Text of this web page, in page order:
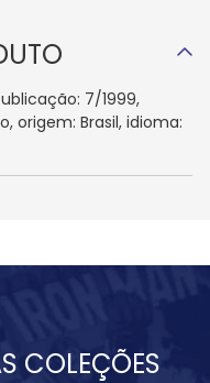
7/1999,
origem: Brasil, idioma:
COLEÇÕES